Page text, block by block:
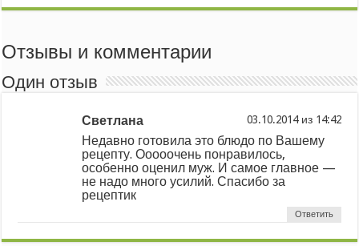
Отзывы и комментарии
Один отзыв
Светлана из
Недавно готовила это блюдо по Вашему
рецепту. Ооооочень понравилось,
особенно оценил муж. И самое главное —
не надо много усилий. Спасибо за
рецептик
Ответить